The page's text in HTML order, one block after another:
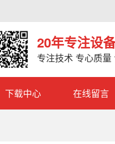
20年专注设
专注技术 专心质量
下载中心 在线留言